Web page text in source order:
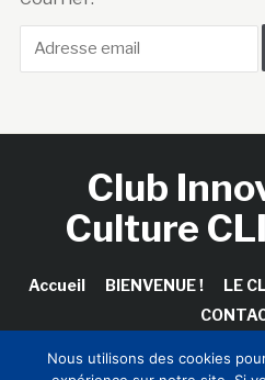
Club
Culture
Accueil BIENVENUE ! LE
Nous utilisons des cookies